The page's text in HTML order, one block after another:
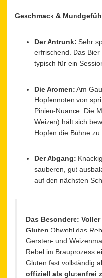
Geschmack &
Der Antrunk: Sehr
erfrischend. Das
typisch für ein
Die Aromen: Am
Hopfennoten von
Pinien-Nuance. Die
Weizen) hält sich
Hopfen die Bühne zu
Der Abgang:
sauberen, gut
auf den nächsten
Das Besondere:
Gluten Obwohl das
Gersten- und
Rebel im Brauprozess
Gluten fast vollständig
offiziell als glutenfrei